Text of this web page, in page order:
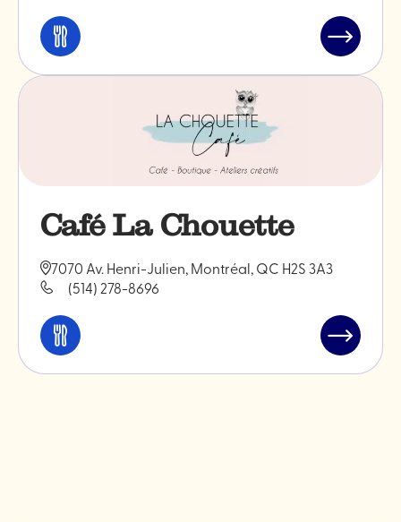
Manger
Lire
l'article
"Chez
Café La Chouette
7070 Av. Henri-Julien, Montréal, QC H2S 3A3
(514) 278-8696
Manger
Lire
l'article